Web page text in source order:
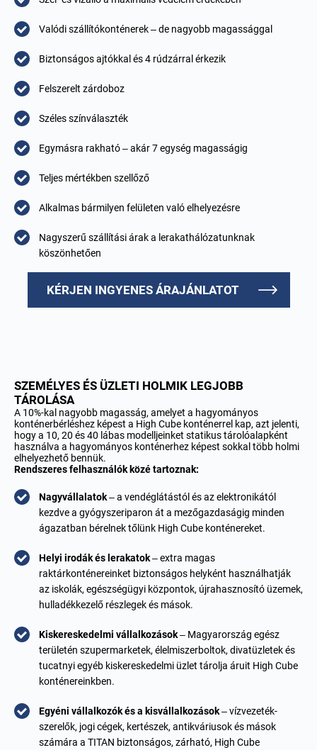
Valódi szállítókonténerek – de nagyobb magassággal
Biztonságos ajtókkal és 4 rúdzárral érkezik
Felszerelt zárdoboz
Széles színválaszték
Egymásra rakható – akár 7 egység magasságig
Teljes mértékben szellőző
Alkalmas bármilyen felületen való elhelyezésre
Nagyszerű szállítási árak a lerakathálózatunknak
köszönhetően
KÉRJEN INGYENES ÁRAJÁNLATOT
SZEMÉLYES ÉS ÜZLETI HOLMIK LEGJOBB
TÁROLÁSA
A 10%-kal nagyobb magasság, amelyet a hagyományos
konténerbérléshez képest a High Cube konténerrel kap, azt jelenti,
hogy a 10, 20 és 40 lábas modelljeinket statikus tárolóalapként
használva a hagyományos konténerhez képest sokkal több holmi
elhelyezhető bennük.
Rendszeres felhasználók közé tartoznak:
Nagyvállalatok– a vendéglátástól és az elektronikától
kezdve a gyógyszeriparon át a mezőgazdaságig minden
ágazatban bérelnek tőlünk High Cube konténereket.
Helyi irodák és lerakatok– extra magas
raktárkonténereinket biztonságos helyként használhatják
az iskolák, egészségügyi központok, újrahasznosító üzemek,
hulladékkezelő részlegek és mások.
Kiskereskedelmi vállalkozások– Magyarország egész
területén szupermarketek, élelmiszerboltok, divatüzletek és
tucatnyi egyéb kiskereskedelmi üzlet tárolja áruit High Cube
konténereinkben.
Egyéni vállalkozók és a kisvállalkozások– vízvezeték-
szerelők, jogi cégek, kertészek, antikváriusok és mások
számára a TITAN biztonságos, zárható, High Cube